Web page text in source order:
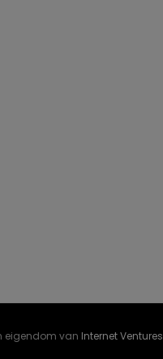
eigendom van Internet Ventures